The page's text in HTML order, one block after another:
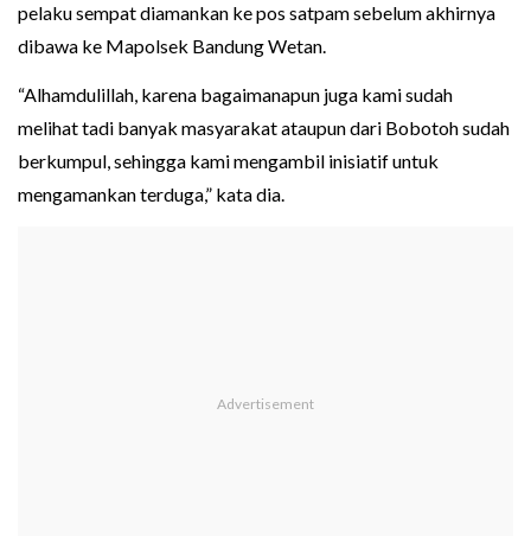
pelaku sempat diamankan ke pos satpam sebelum akhirnya
dibawa ke Mapolsek Bandung Wetan.
“Alhamdulillah, karena bagaimanapun juga kami sudah
melihat tadi banyak masyarakat ataupun dari Bobotoh sudah
berkumpul, sehingga kami mengambil inisiatif untuk
mengamankan terduga,” kata dia.